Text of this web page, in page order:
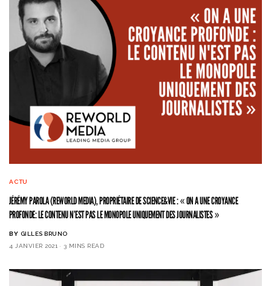
ACTU
JÉRÉMY PAROLA (REWORLD MEDIA), PROPRIÉTAIRE DE SCIENCE&VIE : « ON A UNE CROYANCE
PROFONDE: LE CONTENU N’EST PAS LE MONOPOLE UNIQUEMENT DES JOURNALISTES »
BY GILLES BRUNO
4 JANVIER 2021
3 MINS READ